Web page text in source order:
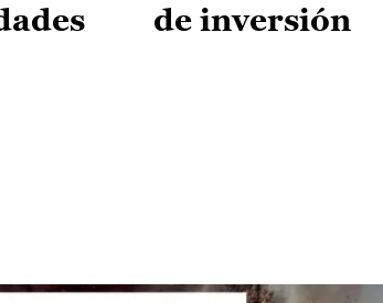
de inversión